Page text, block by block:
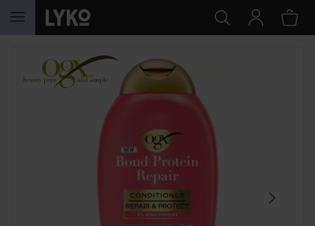
WEITER ZU INHALT
SEKTION ÜBERSPRINGEN